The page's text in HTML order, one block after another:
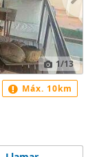
1/13
Máx. 10km